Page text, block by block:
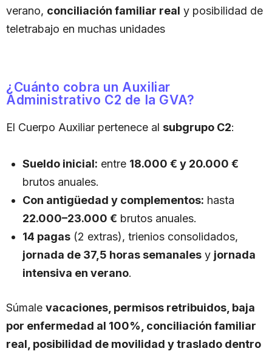
verano, conciliación familiar real y posibilidad de
teletrabajo en muchas unidades
¿Cuánto cobra un Auxiliar
Administrativo C2 de la GVA?
El Cuerpo Auxiliar pertenece al subgrupo C2:
Sueldo inicial: entre 18.000 € y 20.000 €
brutos anuales.
Con antigüedad y complementos: hasta
22.000–23.000 € brutos anuales.
14 pagas (2 extras), trienios consolidados,
jornada de 37,5 horas semanales y jornada
intensiva en verano.
Súmale vacaciones, permisos retribuidos, baja
por enfermedad al 100%, conciliación familiar
real, posibilidad de movilidad y traslado dentro